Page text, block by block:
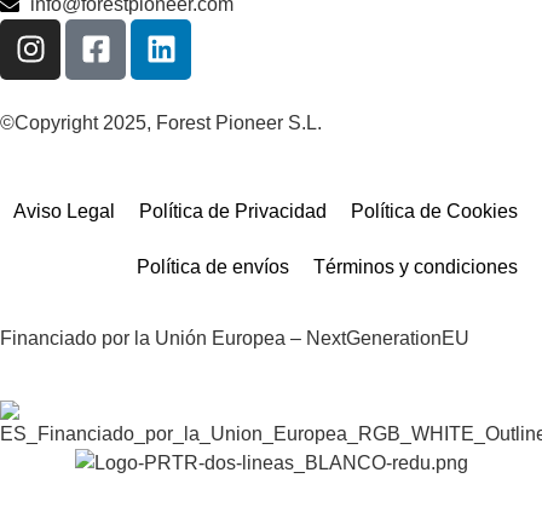
info@forestpioneer.com
©Copyright 2025, Forest Pioneer S.L.
Aviso Legal Política de Privacidad Política de Cookies
Política de envíos Términos y condiciones
Financiado por la Unión Europea – NextGenerationEU